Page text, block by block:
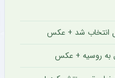
انتخاب شد + عکس
به روسیه + عکس